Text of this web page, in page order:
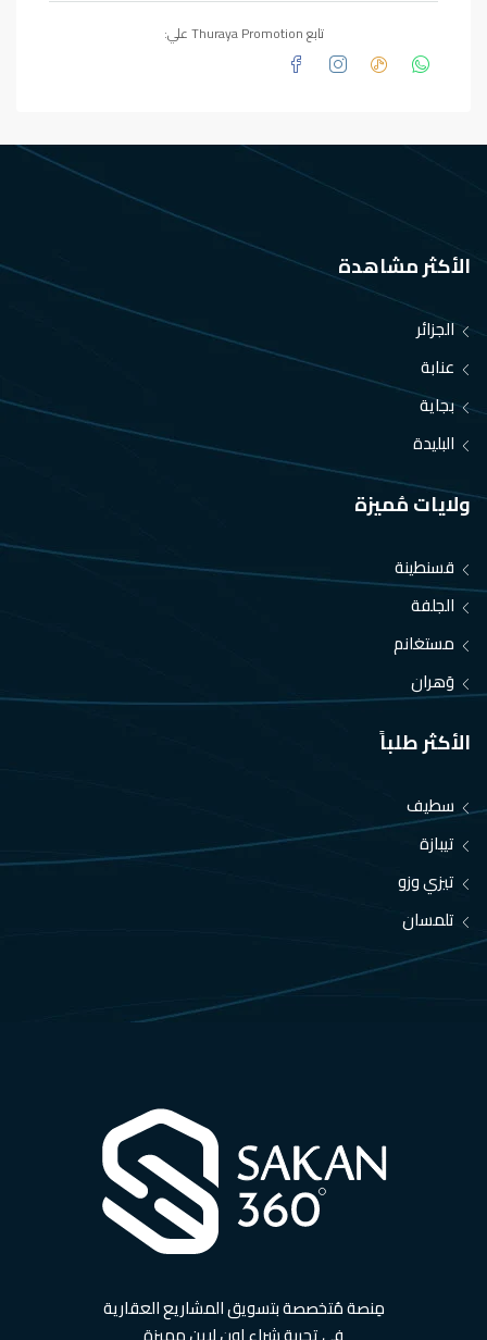
تابع Thuraya Promotion علي:
الأكثر مشاهدة
الجزائر
عنابة
بجاية
البليدة
ولايات مُميزة
قسنطينة
الجلفة
مستغانم
وَهران
الأكثر طلباً
سطيف
تيبازة
تيزي وزو
تلمسان
مِنصة مُتخصصة بتسويق المشاريع العقارية